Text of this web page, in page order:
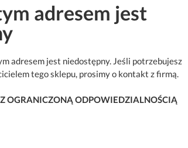
adresem jest
adresem jest niedostępny. Jeśli potrzebujesz
tego sklepu, prosimy o kontakt z firmą.
OGRANICZONĄ ODPOWIEDZIALNOŚCIĄ